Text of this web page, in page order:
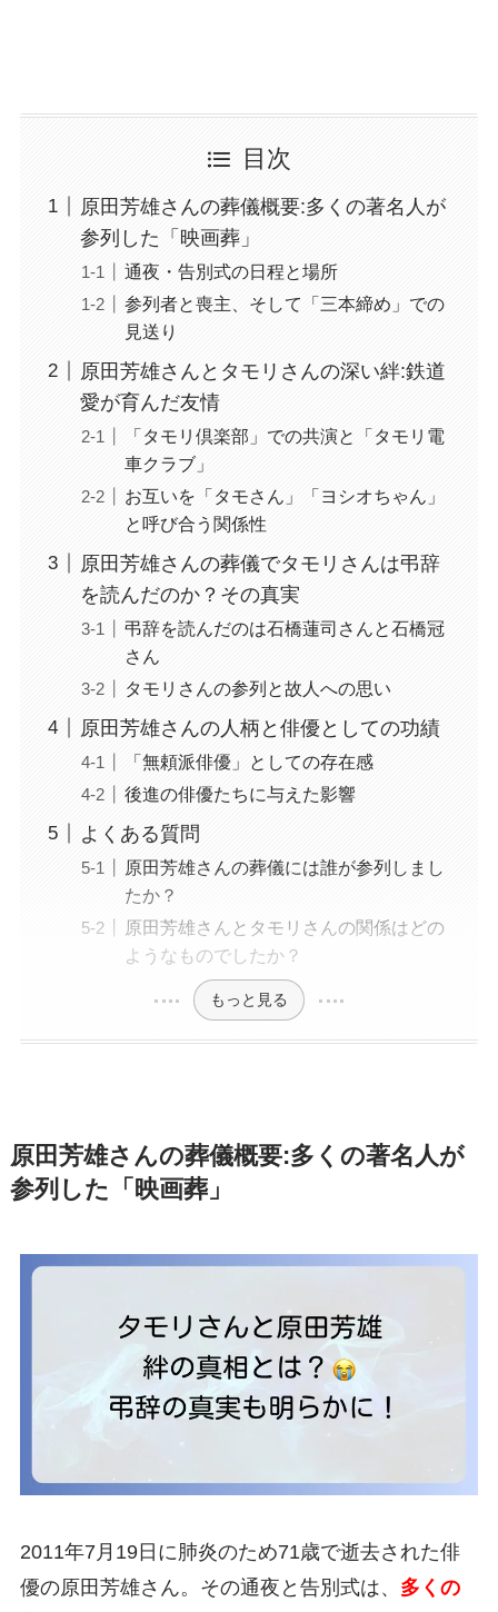
目次
原田芳雄さんの葬儀概要:多くの著名人が
参列した「映画葬」
通夜・告別式の日程と場所
参列者と喪主、そして「三本締め」での
見送り
原田芳雄さんとタモリさんの深い絆:鉄道
愛が育んだ友情
「タモリ倶楽部」での共演と「タモリ電
車クラブ」
お互いを「タモさん」「ヨシオちゃん」
と呼び合う関係性
原田芳雄さんの葬儀でタモリさんは弔辞
を読んだのか？その真実
弔辞を読んだのは石橋蓮司さんと石橋冠
さん
タモリさんの参列と故人への思い
原田芳雄さんの人柄と俳優としての功績
「無頼派俳優」としての存在感
後進の俳優たちに与えた影響
よくある質問
原田芳雄さんの葬儀には誰が参列しまし
たか？
原田芳雄さんとタモリさんの関係はどの
ようなものでしたか？
もっと見る
原田芳雄さんの葬儀概要:多くの著名人が
参列した「映画葬」
2011年7月19日に肺炎のため71歳で逝去された俳
優の原田芳雄さん。その通夜と告別式は、 多くの